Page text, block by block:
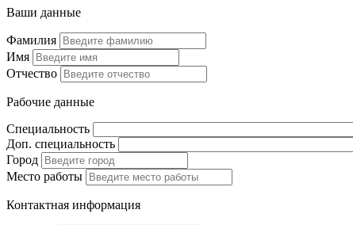
Ваши данные
Фамилия
Имя
Отчество
Рабочие данные
Специальность
Доп. специальность
Город
Место работы
Контактная информация